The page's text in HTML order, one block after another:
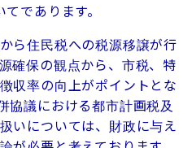
であります。
ら住民税への税源移譲が行
確保の観点から、市税、特
収率の向上がポイントとな
協議における都市計画税及
いについては、財政に与え